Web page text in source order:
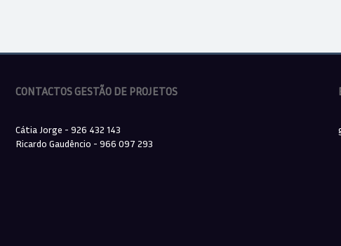
CONTACTOS GESTÃO DE PROJETOS
Cátia Jorge - 926 432 143
Ricardo Gaudêncio - 966 097 293